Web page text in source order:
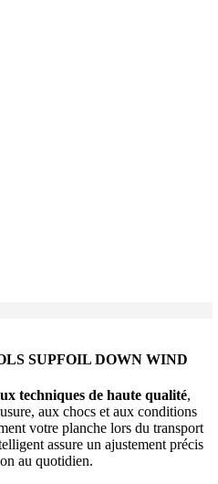
SUPFOIL DOWN WIND
techniques de haute qualité,
aux chocs et aux conditions
votre planche lors du transport
assure un ajustement précis
au quotidien.